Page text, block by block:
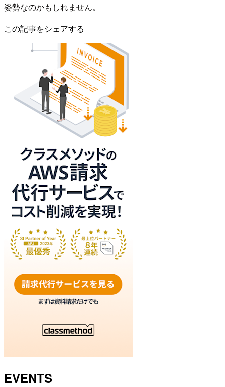
姿勢なのかもしれません。
この記事をシェアする
EVENTS